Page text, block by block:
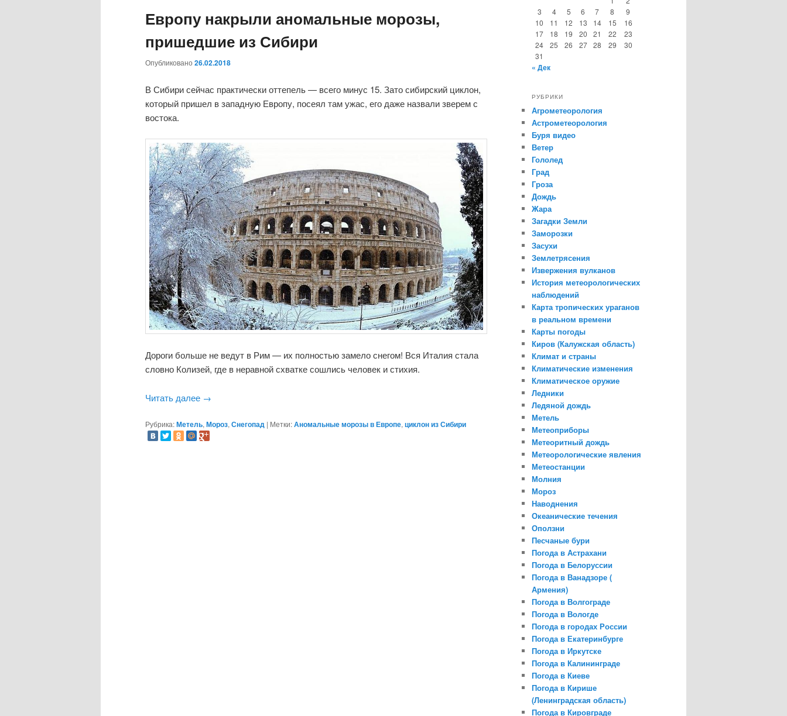
Европу накрыли аномальные морозы,
пришедшие из Сибири
Опубликовано 26.02.2018
В Сибири сейчас практически оттепель — всего минус 15. Зато сибирский циклон,
который пришел в западную Европу, посеял там ужас, его даже назвали зверем с
востока.
Дороги больше не ведут в Рим — их полностью замело снегом! Вся Италия стала
словно Колизей, где в неравной схватке сошлись человек и стихия.
Читать далее →
Рубрика:Метель, Мороз, Снегопад | Метки:Аномальные морозы в Европе, циклон из Сибири
3
4 5 6 7 8
9
10
11 12 13 14 15
16
17
18 19 20 21 22
23
24
25 26 27 28 29
30
31
« Дек
РУБРИКИ
Агрометеорология
Астрометеорология
Буря видео
Ветер
Гололед
Град
Гроза
Дождь
Жара
Загадки Земли
Заморозки
Засухи
Землетрясения
Извержения вулканов
История метеорологических
наблюдений
Карта тропических ураганов
в реальном времени
Карты погоды
Киров (Калужская область)
Климат и страны
Климатические изменения
Климатическое оружие
Ледники
Ледяной дождь
Метель
Метеоприборы
Метеоритный дождь
Метеорологические явления
Метеостанции
Молния
Мороз
Наводнения
Океанические течения
Оползни
Песчаные бури
Погода в Астрахани
Погода в Белоруссии
Погода в Ванадзоре (
Армения)
Погода в Волгограде
Погода в Вологде
Погода в городах России
Погода в Екатеринбурге
Погода в Иркутске
Погода в Калининграде
Погода в Киеве
Погода в Кирише
(Ленинградская область)
Погода в Кировграде